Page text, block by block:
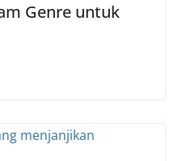
Genre untuk